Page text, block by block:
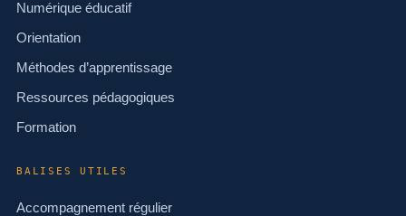
Numérique éducatif
Orientation
Méthodes d’apprentissage
Ressources pédagogiques
Formation
BALISES UTILES
Accompagnement régulier